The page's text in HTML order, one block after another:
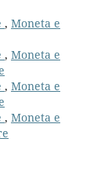
, Moneta e
, Moneta e
, Moneta e
, Moneta e